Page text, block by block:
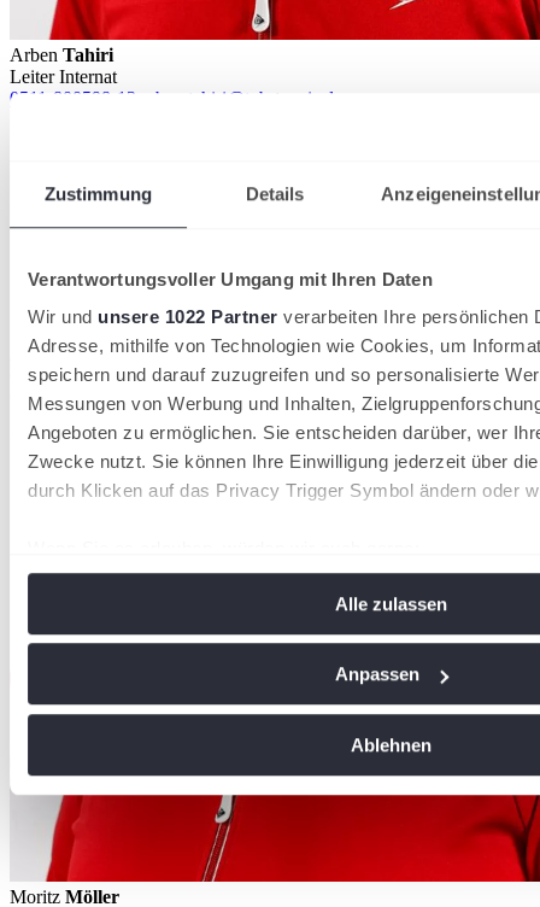
Zustimmung Details
Verantwortungsvoller Umgang mit Ihren Daten
Wir und unsere 1022 Partner verarbeiten Ihre persönlichen
Adresse, mithilfe von Technologien wie Cookies, um
speichern und darauf zuzugreifen und so personalisierte
Messungen von Werbung und Inhalten,
Angeboten zu ermöglichen. Sie entscheiden darüber, wer
Zwecke nutzt. Sie können Ihre Einwilligung jederzeit über
durch Klicken auf das Privacy Trigger Symbol ändern oder
Ihr Gerät durch aktives Scannen nach bestimmten
Erfahren Sie mehr darüber, wie Ihre persönlichen Daten
soziale Medien anbieten zu können und die Zugriffe auf
analysieren. Außerdem geben wir Informationen zu Ihrer
an unsere Partner für soziale Medien, Werbung und
Alle zulassen
Anpassen
Ablehnen
Arben Tahiri
Leiter Internat
0511-800598-13
arben.tahiri@tnb-tennis.de
Moritz Möller